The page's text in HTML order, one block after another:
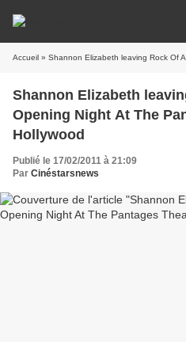
Accueil » Shannon Elizabeth leaving Rock Of Ages
Shannon Elizabeth
Opening Night At The
Hollywood
Publié le 17/02/2011 à 21:09
Par Cinéstarsnews